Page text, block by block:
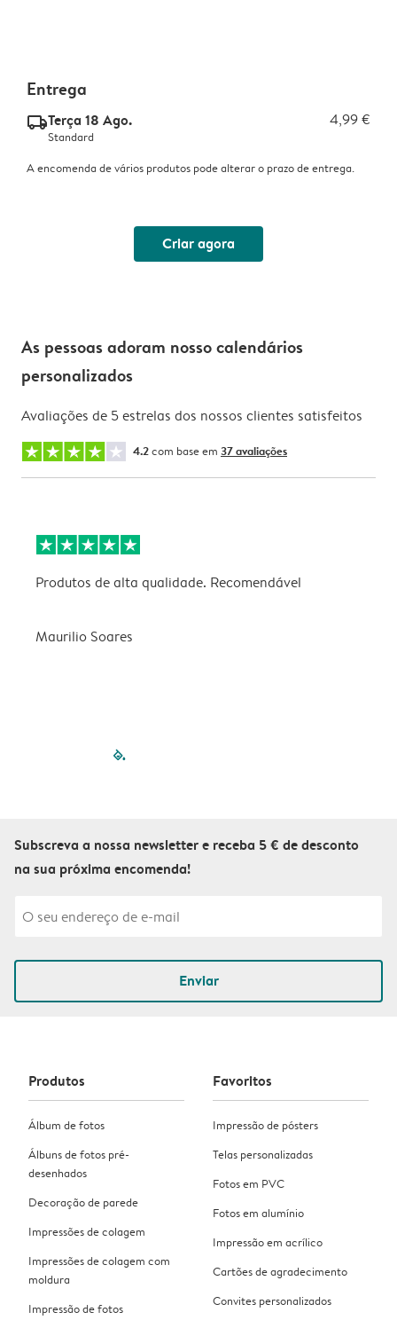
Entrega
delivery_standard_v2Terça 18 Ago. 4,99 €
Standard
A encomenda de vários produtos pode alterar o prazo de entrega.
Criar agora
As pessoas adoram nosso calendários
personalizados
Avaliações de 5 estrelas dos nossos clientes satisfeitos
4.2com base em 37 avaliações
Produtos de alta qualidade. Recomendável
Maurilio Soares
filled-pagination
Subscreva a nossa newsletter e receba 5 € de desconto
na sua próxima encomenda!
Enviar
Produtos
Álbum de fotos
Álbuns de fotos pré-
desenhados
Decoração de parede
Impressões de colagem
Impressões de colagem com
moldura
Impressão de fotos
Favoritos
Impressão de pósters
Telas personalizadas
Fotos em PVC
Fotos em alumínio
Impressão em acrílico
Cartões de agradecimento
Convites personalizados